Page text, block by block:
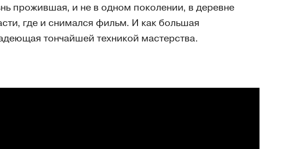
прожившая, и не в одном поколении, в деревне
где и снимался фильм. И как большая
тончайшей техникой мастерства.